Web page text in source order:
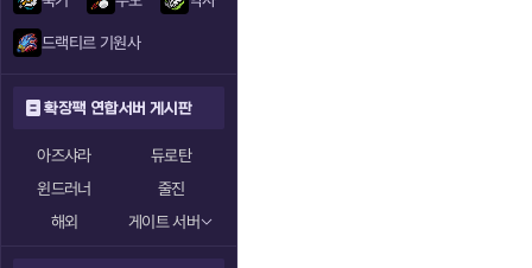
드랙티르 기원사
확장팩 연합서버 게시판
아즈샤라
듀로탄
윈드러너
줄진
해외
게이트 서버